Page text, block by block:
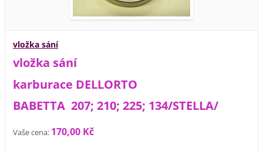
vložka sání
vložka sání
karburace DELLORTO
BABETTA 207; 210; 225; 134/STELLA/
Vaše cena: 170,00 Kč